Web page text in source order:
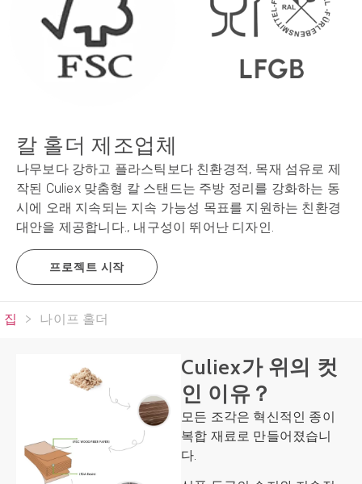
칼 홀더 제조업체
나무보다 강하고 플라스틱보다 친환경적, 목재 섬유로 제
작된 Culiex 맞춤형 칼 스탠드는 주방 정리를 강화하는 동
시에 오래 지속되는 지속 가능성 목표를 지원하는 친환경
대안을 제공합니다., 내구성이 뛰어난 디자인.
프로젝트 시작
집 > 나이프 홀더
Culiex가 위의 컷
인 이유？
모든 조각은 혁신적인 종이
복합 재료로 만들어졌습니
다.